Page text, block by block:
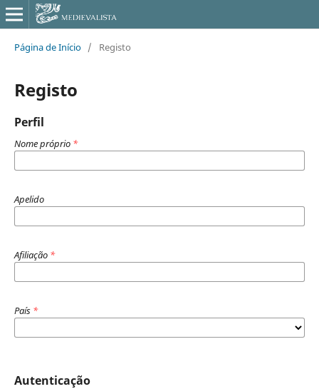
Página de Início / Registo
Registo
Perfil
Nome próprio *
Apelido
Afiliação *
País *
Autenticação